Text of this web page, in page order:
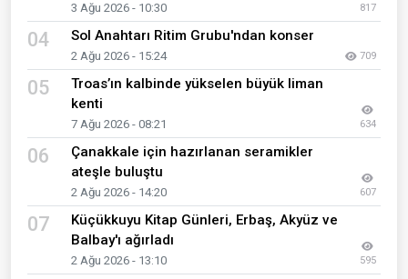
3 Ağu 2026 - 10:30 817
04 Sol Anahtarı Ritim Grubu'ndan konser
2 Ağu 2026 - 15:24 709
05
Troas’ın kalbinde yükselen büyük liman
kenti
7 Ağu 2026 - 08:21 634
06
Çanakkale için hazırlanan seramikler
ateşle buluştu
2 Ağu 2026 - 14:20 607
07
Küçükkuyu Kitap Günleri, Erbaş, Akyüz ve
Balbay'ı ağırladı
2 Ağu 2026 - 13:10 595